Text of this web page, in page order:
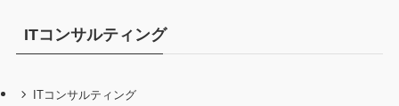
ITコンサルティング
ITコンサルティング